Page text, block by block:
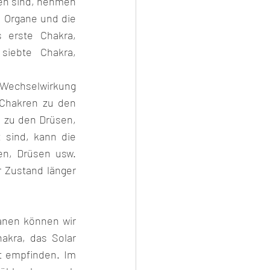
und die
Chakra,
Chakra,
zu den
den Drüsen,
sind, kann die
Drüsen usw.
länger
können wir
das Solar
empfinden. Im